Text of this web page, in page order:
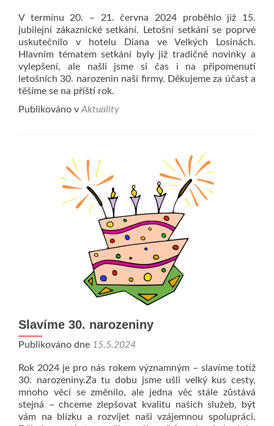
V termínu 20. – 21. června 2024 proběhlo již 15.
jubilejní zákaznické setkání. Letošní setkání se poprvé
uskutečnilo v hotelu Diana ve Velkých Losinách.
Hlavním tématem setkání byly již tradičně novinky a
vylepšení, ale našli jsme si čas i na připomenutí
letošních 30. narozenin naší firmy. Děkujeme za účast a
těšíme se na příští rok.
Publikováno v Aktuality
Slavíme 30. narozeniny
Publikováno dne 15.5.2024
Rok 2024 je pro nás rokem významným – slavíme totiž
30. narozeniny.Za tu dobu jsme ušli velký kus cesty,
mnoho věcí se změnilo, ale jedna věc stále zůstává
stejná – chceme zlepšovat kvalitu našich služeb, být
vám na blízku a rozvíjet naši vzájemnou spolupráci.